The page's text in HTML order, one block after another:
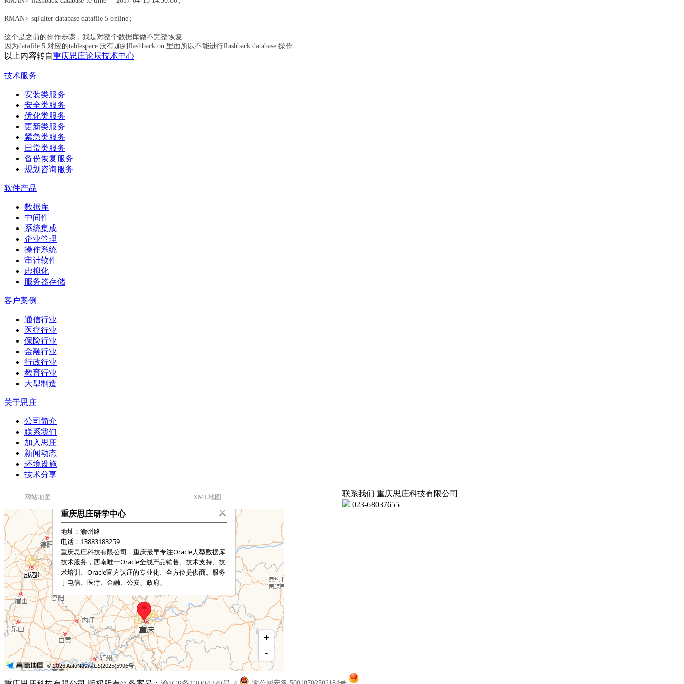
RMAN> sql'alter database datafile 5 online';
这个是之前的操作步骤，我是对整个数据库做不完整恢复
因为datafile 5 对应的tablespace 没有加到flashback on 里面所以不能进行flashback database 操作
以上内容转自重庆思庄论坛技术中心
技术服务
安装类服务
安全类服务
优化类服务
更新类服务
紧急类服务
日常类服务
备份恢复服务
规划咨询服务
软件产品
数据库
中间件
系统集成
企业管理
操作系统
审计软件
虚拟化
服务器存储
客户案例
通信行业
医疗行业
保险行业
金融行业
行政行业
教育行业
大型制造
关于思庄
公司简介
联系我们
加入思庄
新闻动态
环境设施
技术分享
网站地图 XML地图 联系我们 重庆思庄科技有限公司
023-68037655